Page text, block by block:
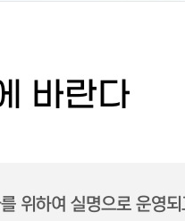
바란다
위하여 실명으로 운영